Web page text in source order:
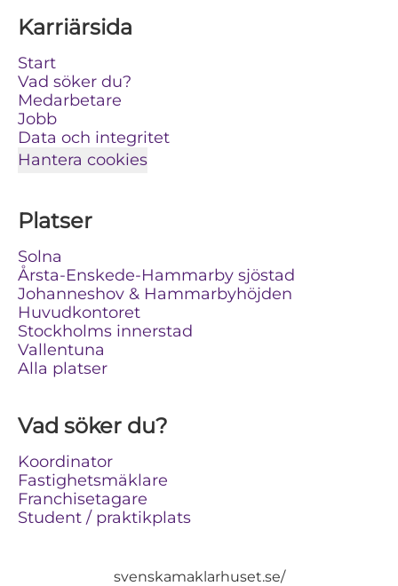
Karriärsida
Start
Vad söker du?
Medarbetare
Jobb
Data och integritet
Hantera cookies
Platser
Solna
Årsta-Enskede-Hammarby sjöstad
Johanneshov & Hammarbyhöjden
Huvudkontoret
Stockholms innerstad
Vallentuna
Alla platser
Vad söker du?
Koordinator
Fastighetsmäklare
Franchisetagare
Student / praktikplats
svenskamaklarhuset.se/